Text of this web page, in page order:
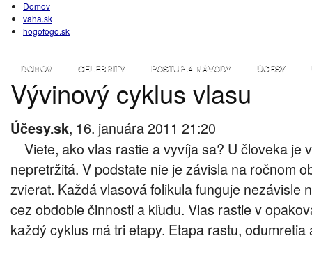
Domov
vaha.sk
hogofogo.sk
DOMOV CELEBRITY POSTUP A NÁVODY ÚČESY
Vývinový cyklus vlasu
Účesy.sk, 16. januára 2011 21:20
Viete, ako vlas rastie a vyvíja sa? U človeka je
nepretržitá. V podstate nie je závisla na ročnom
zvierat. Každá vlasová folikula funguje nezávisle
cez obdobie činnosti a kľudu. Vlas rastie v
každý cyklus má tri etapy. Etapa rastu,